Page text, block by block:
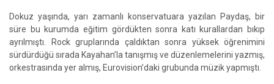
Dokuz yaşında, yarı zamanlı konservatuara yazılan Paydaş, bir
süre bu kurumda eğitim gördükten sonra katı kurallardan bıkıp
ayrılmıştı. Rock gruplarında çaldıktan sonra yüksek öğrenimini
sürdürdüğü sırada Kayahan’la tanışmış ve düzenlemelerini yazmış,
orkestrasında yer almış, Eurovision’daki grubunda müzik yapmıştı.